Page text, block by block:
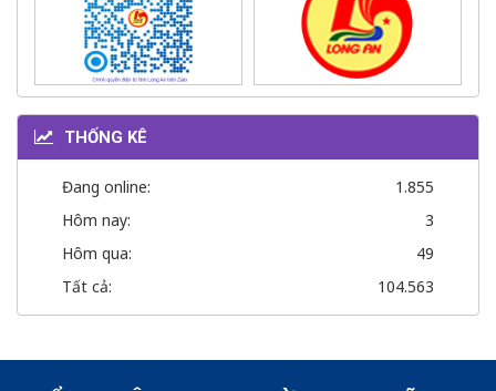
THỐNG KÊ
Đang online:
1.855
Hôm nay:
3
Hôm qua:
49
Tất cả:
104.563